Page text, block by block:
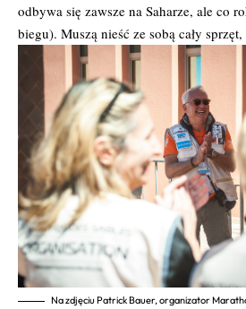
odbywa się zawsze na Saharze, ale co
biegu). Muszą nieść ze sobą cały
Na zdjęciu Patrick Bauer, organizator